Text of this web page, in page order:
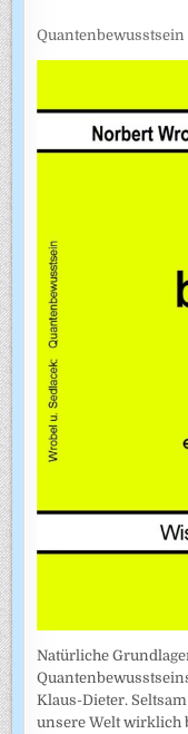
Quantenbewusstsein
Natürliche
Klaus-Dieter.
unsere Welt wirklich